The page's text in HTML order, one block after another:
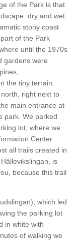
of the Park is that
dry and wet
stony coast
of the Park
until the 1970s
gardens were
the tiny terrain.
right next to
main entrance at
park. We parked
lot, where we
Center
all trails created in
is
because this trail
which led
the parking lot
in white with
of walking we